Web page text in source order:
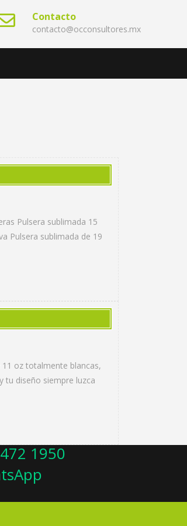
Contacto
contacto@occonsultores.mx
Pulsera sublimada 15
Pulsera sublimada de 19
oz totalmente blancas,
tu diseño siempre luzca
1950